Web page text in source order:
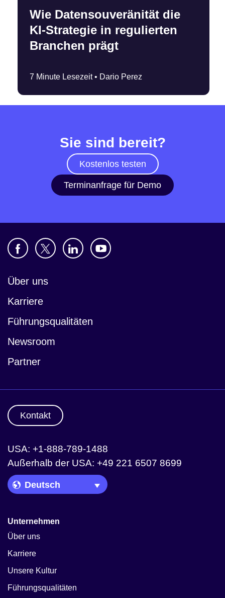
Wie Datensouveränität die
KI-Strategie in regulierten
Branchen prägt
7 Minute Lesezeit • Dario Perez
Sie sind bereit?
Kostenlos testen
Terminanfrage für Demo
Über uns
Karriere
Führungsqualitäten
Newsroom
Partner
Kontakt
USA: +1-888-789-1488
Außerhalb der USA: +49 221 6507 8699
Language Picker
Unternehmen
Über uns
Karriere
Unsere Kultur
Führungsqualitäten